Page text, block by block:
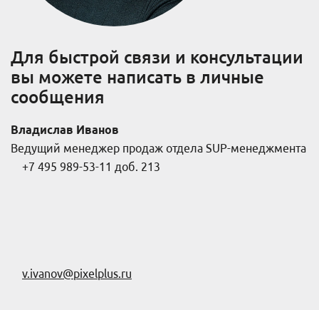
Для быстрой связи и консультации
вы можете написать в личные
сообщения
Владислав Иванов
Ведущий менеджер продаж отдела SUP-менеджмента
+7 495 989-53-11 доб. 213
v.ivanov@pixelplus.ru